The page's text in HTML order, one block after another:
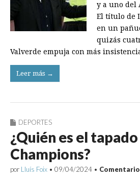
y a uno del
El título de
en un
quizás
Valverde empuja con más
Leer más →
DEPORTES
¿Quién es el
Champions?
por Lluís Foix • 09/04/2024 •